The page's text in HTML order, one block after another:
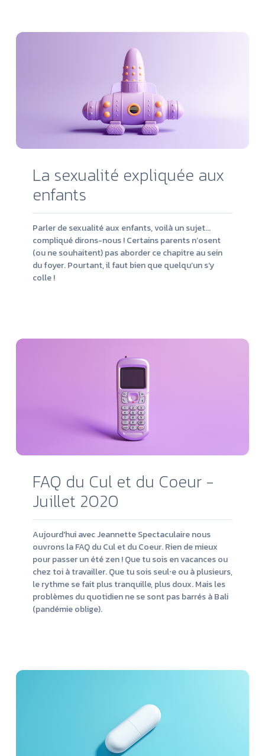
La sexualité expliquée aux
enfants
Parler de sexualité aux enfants, voilà un sujet...
compliqué dirons-nous ! Certains parents n’osent
(ou ne souhaitent) pas aborder ce chapitre au sein
du foyer. Pourtant, il faut bien que quelqu’un s’y
colle !
FAQ du Cul et du Coeur -
Juillet 2020
Aujourd'hui avec Jeannette Spectaculaire nous
ouvrons la FAQ du Cul et du Coeur. Rien de mieux
pour passer un été zen ! Que tu sois en vacances ou
chez toi à travailler. Que tu sois seul⋅e ou à plusieurs,
le rythme se fait plus tranquille, plus doux. Mais les
problèmes du quotidien ne se sont pas barrés à Bali
(pandémie oblige).